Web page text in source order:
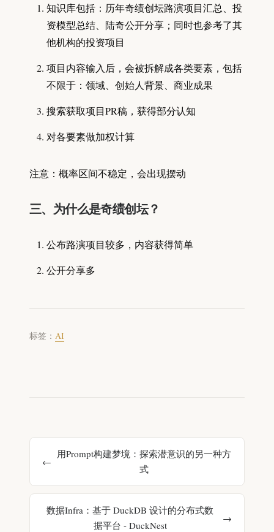
知识库包括：历年奇绩创坛路演项目汇总、投
资模型总结、陆奇公开分享；同时也参考了其
他机构的投资项目
项目内容输入后，会被拆解成各类要素，包括
不限于：领域、创始人背景、商业成果
搜索获取项目PR稿，获得部分认知
对各要素做加权计算
注意：概率区间不稳定，会出现摆动
三、为什么是奇绩创坛？
公布路演项目较多，内容获得简单
公开分享多
标签： AI
用Prompt构建梦境：探索潜意识的另一种方
式
数据Infra：基于 DuckDB 设计的分布式数
据平台 - DuckNest